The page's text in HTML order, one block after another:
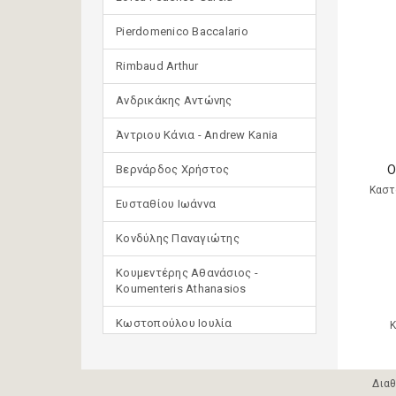
Pierdomenico Baccalario
Rimbaud Arthur
Ανδρικάκης Αντώνης
Άντριου Κάνια - Andrew Kania
Βερνάρδος Χρήστος
Ευσταθίου Ιωάννα
Κονδύλης Παναγιώτης
Κουμεντέρης Αθανάσιος -
Koumenteris Athanasios
Κωστοπούλου Ιουλία
(μετάφραση)